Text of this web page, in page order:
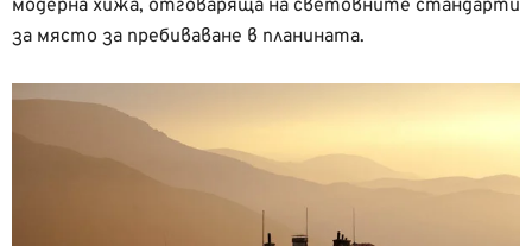
модерна хижа, отговаряща на световните стандарти
за място за пребиваване в планината.